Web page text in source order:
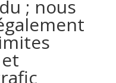
; nous